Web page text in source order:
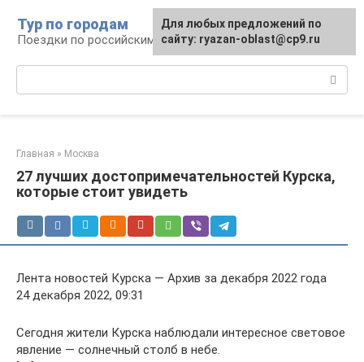
контенту
Тур по городам
Поездки по российским городам
Главная » Москва
27 лучших достопримечательностей Курска,
которые стоит увидеть
Лента новостей Курска — Архив за декабря 2022 года
24 декабря 2022, 09:31
Сегодня жители Курска наблюдали интересное световое
явление — солнечный столб в небе.
Для любых предложений по
сайту: ryazan-oblast@cp9.ru